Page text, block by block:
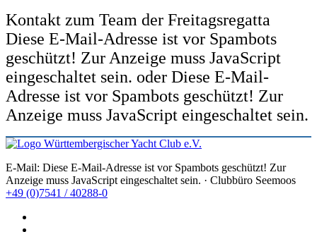
Kontakt zum Team der Freitagsregatta
Diese E-Mail-Adresse ist vor Spambots
geschützt! Zur Anzeige muss JavaScript
eingeschaltet sein. oder Diese E-Mail-
Adresse ist vor Spambots geschützt! Zur
Anzeige muss JavaScript eingeschaltet sein.
E-Mail: Diese E-Mail-Adresse ist vor Spambots geschützt! Zur
Anzeige muss JavaScript eingeschaltet sein. · Clubbüro Seemoos
+49 (0)7541 / 40288-0